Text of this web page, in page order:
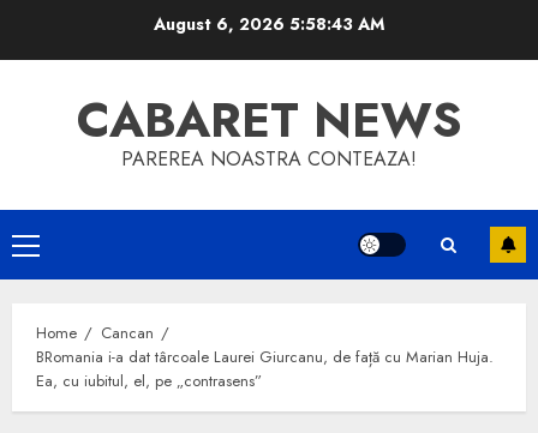
August 6, 2026 5:58:44 AM
CABARET NEWS
PAREREA NOASTRA CONTEAZA!
Primary
Menu
Home
Cancan
BRomania i-a dat târcoale Laurei Giurcanu, de față cu Marian Huja.
Ea, cu iubitul, el, pe „contrasens”